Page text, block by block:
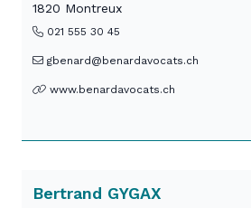
1820 Montreux
021 555 30 45
gbenard@benardavocats.ch
www.benardavocats.ch
Bertrand GYGAX